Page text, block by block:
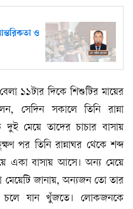
ও
১১টার দিকে শিশুটির মায়ের
সেদিন সকালে তিনি রান্না
মেয়ে তাদের চাচার বাসায়
পর তিনি রান্নাঘর থেকে শব্দ
বাসায় আসে। অন্য মেয়ে
জানায়, অন্যজন তো তার
চলে যান খুঁজতে। লোকজনকে